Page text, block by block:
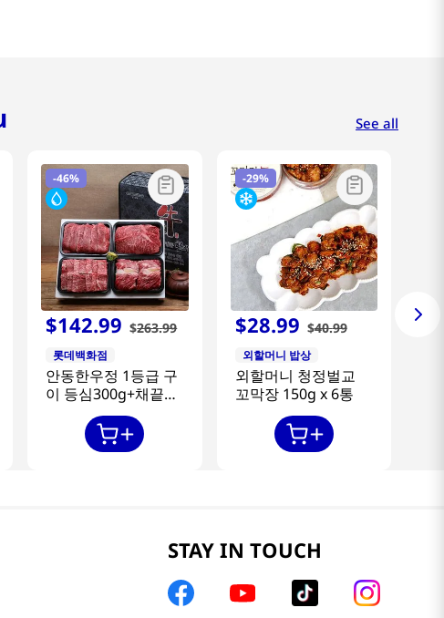
-46%
$142.99 $263.99
롯데백화점
안동한우정 1등급 구
이 등심300g+채끝
300g+특수부위
300g+갈비살300g
-29%
$28.99 $40.99
외할머니 밥상
외할머니 청정벌교
꼬막장 150g x 6통
See all
STAY IN TOUCH